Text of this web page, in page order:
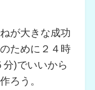
が大きな成功
ために２４時
)でいいから
ろう。